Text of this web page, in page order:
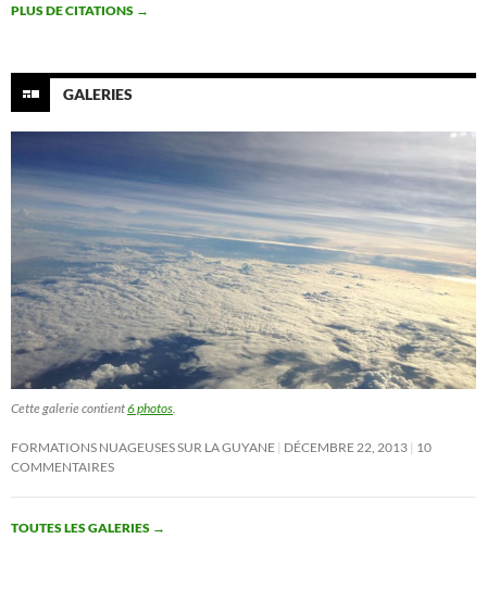
PLUS DE CITATIONS →
GALERIES
Cette galerie contient6 photos
FORMATIONS NUAGEUSES SUR LA GUYANE DÉCEMBRE 22, 2013 10
COMMENTAIRES
TOUTES LES GALERIES →